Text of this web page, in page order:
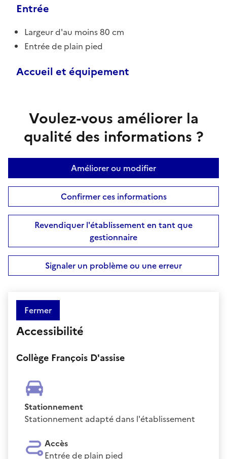
Entrée
Largeur d'au moins 80 cm
Entrée de plain pied
Accueil et équipement
Voulez-vous améliorer la
qualité des informations ?
Améliorer ou modifier
Confirmer ces informations
Revendiquer l'établissement en tant que
gestionnaire
Signaler un problème ou une erreur
Fermer
Accessibilité
Collège François D'assise
Stationnement
Stationnement adapté dans l'établissement
Accès
Entrée de plain pied